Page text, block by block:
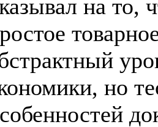
на то,
но